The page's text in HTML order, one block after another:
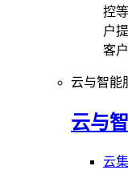
控
户
客
云与智能
云与
云